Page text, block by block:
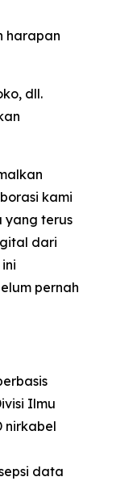
harapan
dll.
kami
yang terus
dari
pernah
Ilmu
nirkabel
data